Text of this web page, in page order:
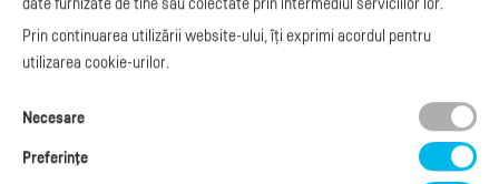
Integrare PrestaShop
ajutor?
L-V: 09:00 - 17:00
0368 409 233
Prin continuarea utilizării website-ului, îți exprimi acordul pentru
utilizarea cookie-urilor.
Necesare
Preferinţe